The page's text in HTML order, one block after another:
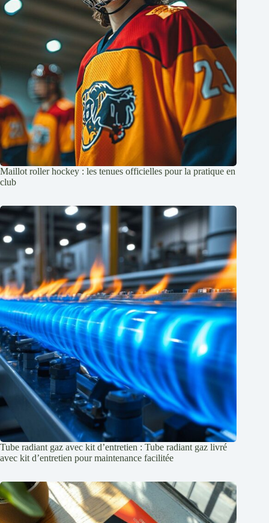
Maillot roller hockey : les tenues officielles pour la pratique en
club
Tube radiant gaz avec kit d’entretien : Tube radiant gaz livré
avec kit d’entretien pour maintenance facilitée